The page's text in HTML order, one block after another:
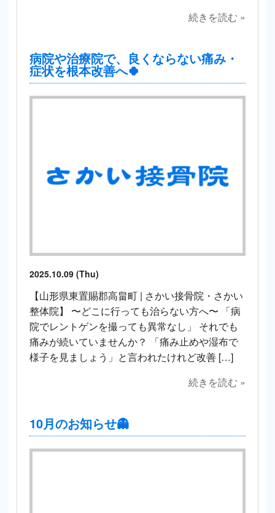
続きを読む »
病院や治療院で、良くならない痛み・
症状を根本改善へ🍀
2025.10.09 (Thu)
【山形県東置賜郡高畠町 | さかい接骨院・さかい
整体院】 〜どこに行っても治らない方へ〜 「病
院でレントゲンを撮っても異常なし」 それでも
痛みが続いていませんか？ 「痛み止めや湿布で
様子を見ましょう」と言われたけれど改善 […]
続きを読む »
10月のお知らせ👻